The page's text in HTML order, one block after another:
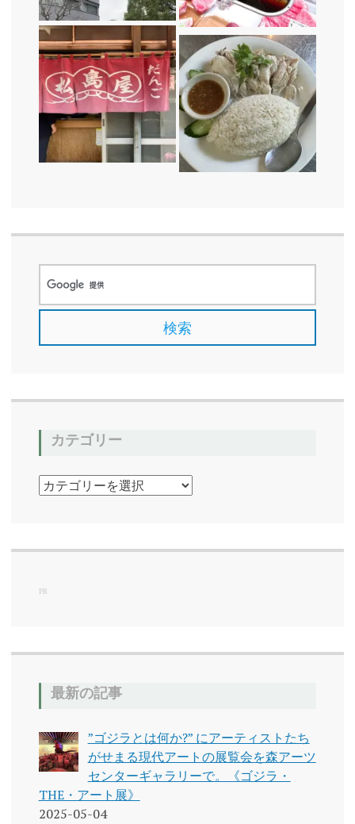
カテゴリー
カ
テ
ー
PR
最新の記事
”ゴジラとは何か?” にアーティストたち
がせまる現代アートの展覧会を森アーツ
センターギャラリーで。《ゴジラ・
THE・アート展》
2025-05-04